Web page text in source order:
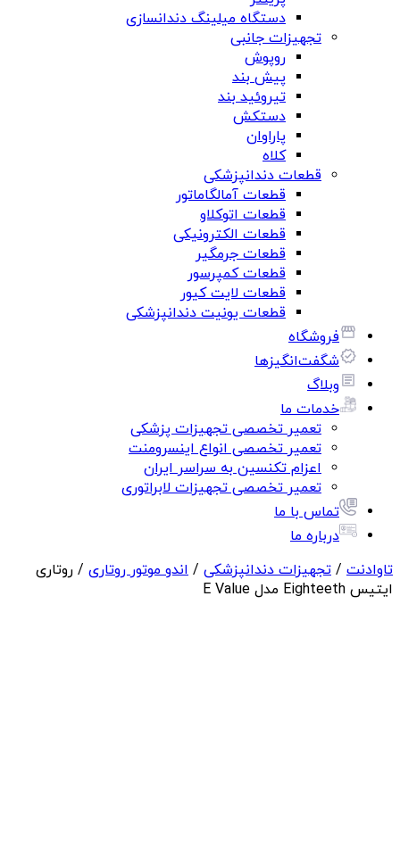
دستگاه میلینگ دندانسازی
تجهیزات جانبی
روپوش
پیش بند
تیروئید بند
دستکش
پاراوان
کلاه
قطعات دندانپزشکی
قطعات آمالگاماتور
قطعات اتوکلاو
قطعات الکترونیکی
قطعات جرمگیر
قطعات کمپرسور
قطعات لایت کیور
قطعات یونیت دندانپزشکی
فروشگاه
شگفت‌انگیزها
وبلاگ
خدمات ما
تعمیر تخصصی تجهیزات پزشکی
تعمیر تخصصی انواع اینسرومنت
اعزام تکنسین به سراسر ایران
تعمیر تخصصی تجهیزات لابراتوری
تماس با ما
درباره ما
تاوادنت / تجهیزات دندانپزشکی / اندو موتور روتاری / روتاری
ایتیس Eighteeth مدل E Value